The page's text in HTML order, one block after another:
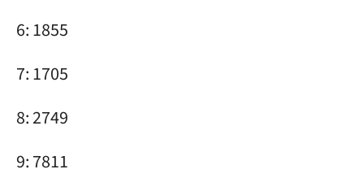
6: 1855
7: 1705
8: 2749
9: 7811